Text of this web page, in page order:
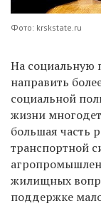
Фото: krskstate.ru
На социальную
направить
социальной
жизни
большая часть
транспортной
жилищных
поддержке